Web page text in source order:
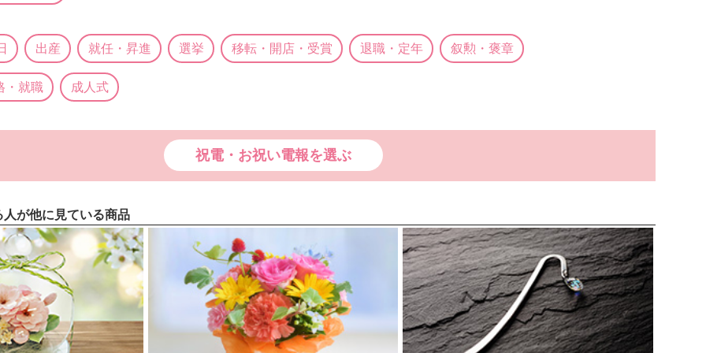
出産 就任・昇進 選挙 移転・開店・受賞 退職・定年 叙勲・褒章
・就職 成人式
祝電・お祝い電報を選ぶ
が他に見ている商品